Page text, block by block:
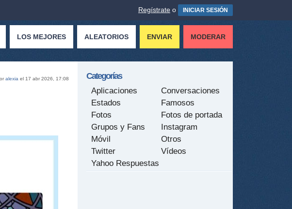
Regístrate o INICIAR SESIÓN
LOS MEJORES ALEATORIOS ENVIAR MODERAR
alexia el 17 abr 2026, 17:08 Categorías
Aplicaciones
Conversaciones
Estados
Famosos
Fotos
Fotos de portada
Grupos y Fans
Instagram
Móvil
Otros
Twitter
Vídeos
Yahoo Respuestas